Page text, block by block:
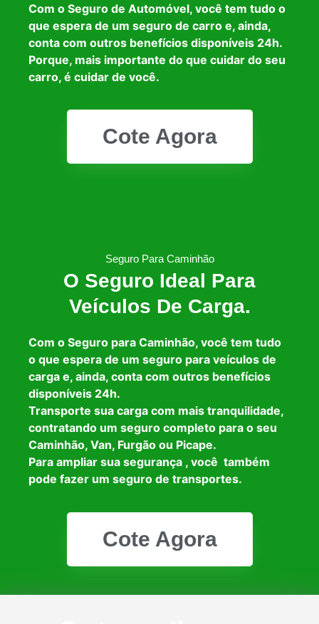
Com o Seguro de Automóvel, você tem tudo o
que espera de um seguro de carro e, ainda,
conta com outros benefícios disponíveis 24h.
Porque, mais importante do que cuidar do seu
carro, é cuidar de você.
Cote Agora
Seguro Para Caminhão
O Seguro Ideal Para
Veículos De Carga.
Com o Seguro para Caminhão, você tem tudo
o que espera de um seguro para veículos de
carga e, ainda, conta com outros benefícios
disponíveis 24h.
Transporte sua carga com mais tranquilidade,
contratando um seguro completo para o seu
Caminhão, Van, Furgão ou Picape.
Para ampliar sua segurança , você também
pode fazer um seguro de transportes.
Cote Agora